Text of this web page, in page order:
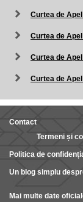
Curtea de Apel
Curtea de
Curtea de
Curtea de
Contact
Termeni și
Politica de
Un blog simplu
Mai multe date